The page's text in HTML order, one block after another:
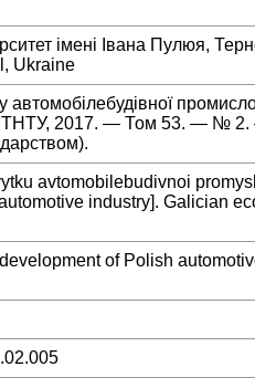
імені Івана Пулюя,
Ukraine
автомобілебудівної
: ТНТУ, 2017. — Том 53. — №
avtomobilebudivnoi
industry]. Galician
of Polish